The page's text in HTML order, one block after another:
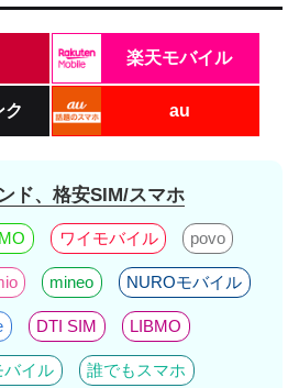
楽天モバイル
ク au
ド、格安SIM/スマホ
ワイモバイル povo
mineo NUROモバイル
DTI SIM LIBMO
バイル 誰でもスマホ